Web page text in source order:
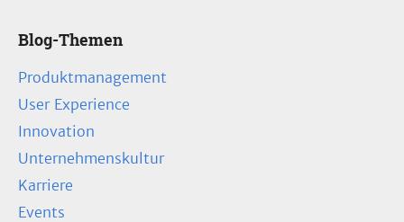
Blog-Themen
Produktmanagement
User Experience
Innovation
Unternehmenskultur
Karriere
Events